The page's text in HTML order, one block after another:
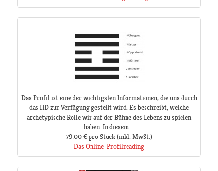
Das Profil ist eine der wichtigsten Informationen, die uns durch
das HD zur Verfügung gestellt wird. Es beschreibt, welche
archetypische Rolle wir auf der Bühne des Lebens zu spielen
haben. In diesem ...
79,00 €pro Stück(inkl. MwSt.)
Das Online-Profilreading